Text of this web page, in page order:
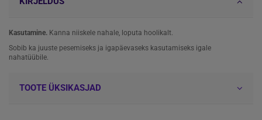
Kasutamine. Kanna niiskele nahale, loputa hoolikalt.
Sobib ka juuste pesemiseks ja igapäevaseks kasutamiseks igale
nahatüübile.
TOOTE ÜKSIKASJAD